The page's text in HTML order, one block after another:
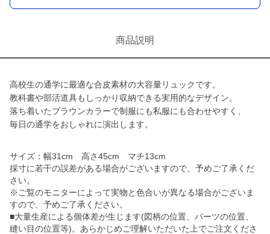
商品説明
高校生の通学に最適な合皮素材の大容量リュックです。
教科書や部活道具もしっかり収納できる実用的なデザイン。
落ち着いたブラウンカラーで制服にも私服にも合わせやすく、
毎日の通学をおしゃれに演出します。
サイズ：幅31cm 高さ45cm マチ13cm
採寸に若干の誤差がある場合がございますので、予めご了承くだ
さい。
※ご覧のモニターによって実物と色合いが異なる場合がございま
すので、予めご了承ください。
■大量生産による個体差が生じます(図柄の位置、パーツの位置、
縫い目の位置等)。あらかじめご理解いただいた上でご注文くださ